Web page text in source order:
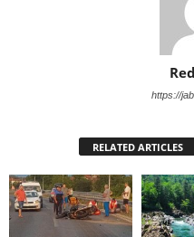
https://
RELATED ARTICLES